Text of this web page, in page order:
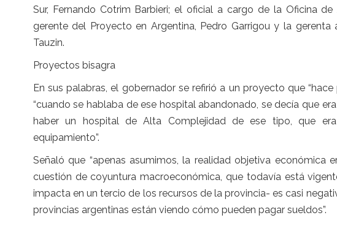
Sur, Fernando Cotrim Barbieri; el oficial a cargo de la Oficina
gerente del Proyecto en Argentina, Pedro Garrigou y la gerenta
Tauzin.
Proyectos bisagra
En sus palabras, el gobernador se refirió a un proyecto que
“cuando se hablaba de ese hospital abandonado, se decía que
haber un hospital de Alta Complejidad de ese tipo, que
equipamiento”.
Señaló que “apenas asumimos, la realidad objetiva económica
cuestión de coyuntura macroeconómica, que todavía está
impacta en un tercio de los recursos de la provincia- es casi
provincias argentinas están viendo cómo pueden pagar sueldos”.